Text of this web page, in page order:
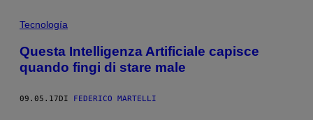
Tecnología
Questa Intelligenza Artificiale capisce
quando fingi di stare male
09.05.17DI FEDERICO MARTELLI